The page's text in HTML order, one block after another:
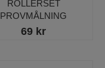
ROLLERSET
PROVMÅLNING
69 kr